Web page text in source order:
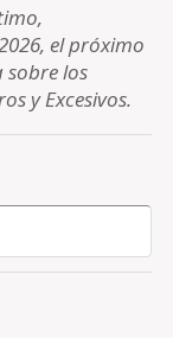
el próximo
sobre los
y Excesivos.